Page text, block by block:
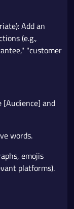
Add an
(e.g.,
"customer
and
words.
emojis
platforms).